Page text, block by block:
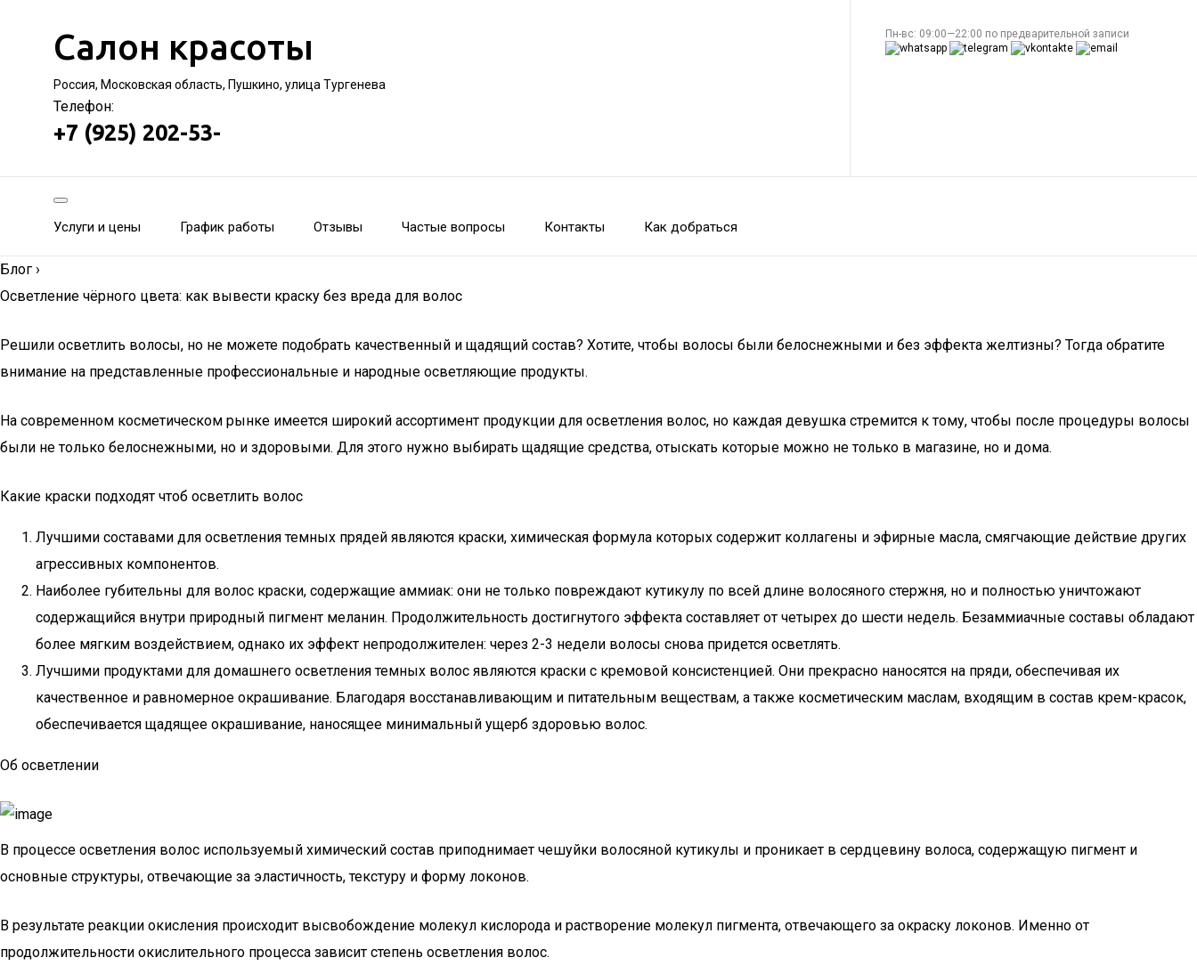
Салон красоты
Россия, Московская область, Пушкино, улица Тургенева
Телефон:
+7 (925) 202-53-
Пн-вс: 09:00—22:00 по предварительной записи
Услуги и цены График работы Отзывы Частые вопросы Контакты Как добраться
Блог ›
Осветление чёрного цвета: как вывести краску без вреда для волос
Решили осветлить волосы, но не можете подобрать качественный и щадящий состав? Хотите, чтобы волосы были белоснежными и без эффекта желтизны? Тогда обратите
внимание на представленные профессиональные и народные осветляющие продукты.
На современном косметическом рынке имеется широкий ассортимент продукции для осветления волос, но каждая девушка стремится к тому, чтобы после процедуры волосы
были не только белоснежными, но и здоровыми. Для этого нужно выбирать щадящие средства, отыскать которые можно не только в магазине, но и дома.
Какие краски подходят чтоб осветлить волос
Лучшими составами для осветления темных прядей являются краски, химическая формула которых содержит коллагены и эфирные масла, смягчающие действие других
агрессивных компонентов.
Наиболее губительны для волос краски, содержащие аммиак: они не только повреждают кутикулу по всей длине волосяного стержня, но и полностью уничтожают
содержащийся внутри природный пигмент меланин. Продолжительность достигнутого эффекта составляет от четырех до шести недель. Безаммиачные составы обладают
более мягким воздействием, однако их эффект непродолжителен: через 2-3 недели волосы снова придется осветлять.
Лучшими продуктами для домашнего осветления темных волос являются краски с кремовой консистенцией. Они прекрасно наносятся на пряди, обеспечивая их
качественное и равномерное окрашивание. Благодаря восстанавливающим и питательным веществам, а также косметическим маслам, входящим в состав крем-красок,
обеспечивается щадящее окрашивание, наносящее минимальный ущерб здоровью волос.
Об осветлении
В процессе осветления волос используемый химический состав приподнимает чешуйки волосяной кутикулы и проникает в сердцевину волоса, содержащую пигмент и
основные структуры, отвечающие за эластичность, текстуру и форму локонов.
В результате реакции окисления происходит высвобождение молекул кислорода и растворение молекул пигмента, отвечающего за окраску локонов. Именно от
продолжительности окислительного процесса зависит степень осветления волос.